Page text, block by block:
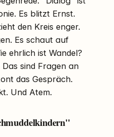
Es blitzt Ernst.
den Kreis enger.
Es schaut auf
ehrlich ist Wandel?
sind Fragen an
das Gespräch.
Und Atem.